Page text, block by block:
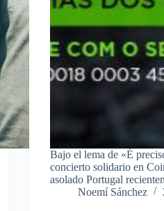
Bajo el lema de «É
concierto solidario en
asolado Portugal
Noemí Sánchez